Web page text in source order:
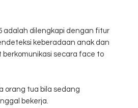
adalah dilengkapi dengan fitur
keberadaan anak dan
berkomunikasi secara face to
orang tua bila sedang
bekerja.